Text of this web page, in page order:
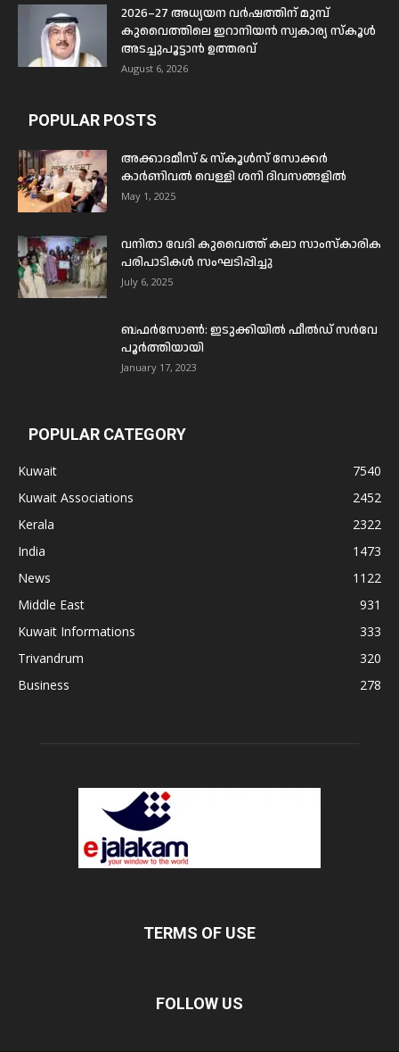
2026–27 അധ്യയന വർഷത്തിന് മുമ്പ്
കുവൈത്തിലെ ഇറാനിയൻ സ്വകാര്യ സ്കൂൾ
അടച്ചുപൂട്ടാൻ ഉത്തരവ്
August 6, 2026
POPULAR POSTS
അക്കാദമീസ് & സ്കൂൾസ് സോക്കർ
കാർണിവൽ വെള്ളി ശനി ദിവസങ്ങളിൽ
May 1, 2025
വനിതാ വേദി കുവൈത്ത് കലാ സാംസ്കാരിക
പരിപാടികൾ സംഘടിപ്പിച്ചു
July 6, 2025
ബഫര്‍സോണ്‍: ഇടുക്കിയില്‍ ഫീല്‍ഡ് സര്‍വേ
പൂര്‍ത്തിയായി
January 17, 2023
POPULAR CATEGORY
Kuwait
7540
Kuwait Associations
2452
Kerala
2322
India
1473
News
1122
Middle East
931
Kuwait Informations
333
Trivandrum
320
Business
278
TERMS OF USE
FOLLOW US